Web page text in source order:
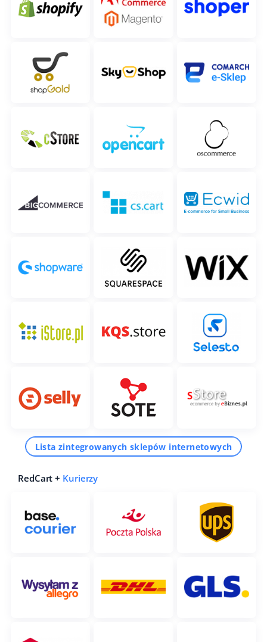
Lista zintegrowanych sklepów internetowych
RedCart + Kurierzy